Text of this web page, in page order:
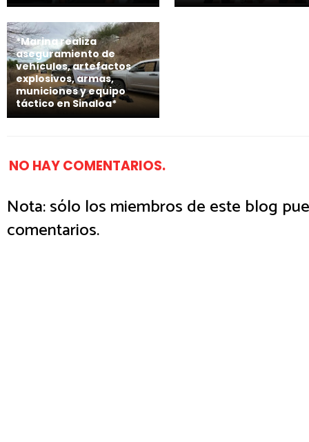
*Marina realiza
aseguramiento de
vehículos, artefactos
explosivos, armas,
municiones y equipo
táctico en Sinaloa*
NO HAY COMENTARIOS.
Nota: sólo los miembros de este blog
comentarios.